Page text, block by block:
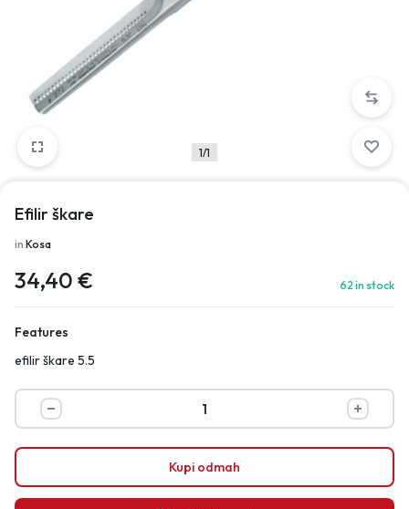
1/1
Efilir škare
in Kosa
34,40 € 62 in stock
Features
efilir škare 5.5
Kupi odmah